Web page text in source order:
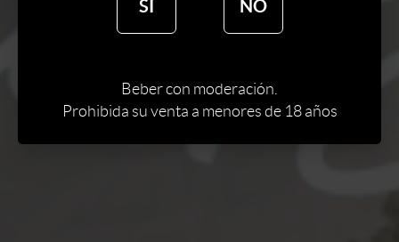
SÍ NO
Beber con moderación.
Prohibida su venta a menores de 18 años